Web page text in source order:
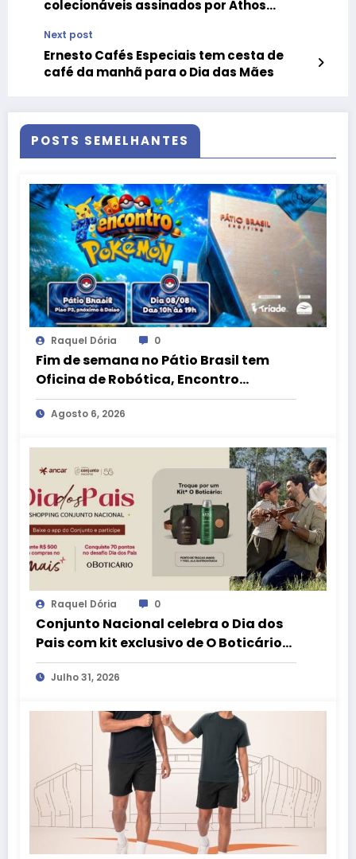
colecionáveis assinados por Athos
Next post
Ernesto Cafés Especiais tem cesta de
café da manhã para o Dia das Mães
POSTS SEMELHANTES
Raquel Dória 0
Fim de semana no Pátio Brasil tem
Oficina de Robótica, Encontro
Pokémon e atrações para o Dia dos
PaisAgosto 6, 2026
Raquel Dória 0
Conjunto Nacional celebra o Dia dos
Pais com kit exclusivo de O Boticário
no aplicativo aMais
Julho 31, 2026